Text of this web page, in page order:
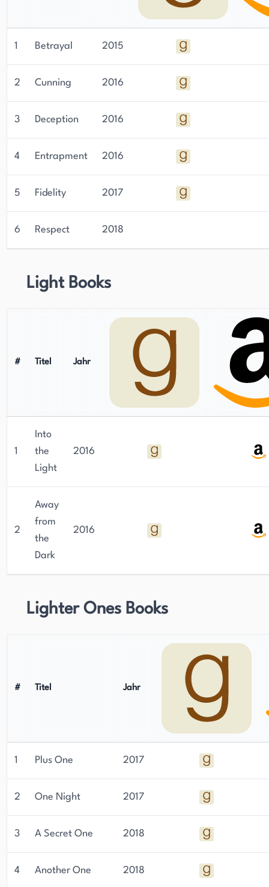
1 Betrayal 2015
2 Cunning 2016
3 Deception 2016
4 Entrapment 2016
5 Fidelity 2017
6 Respect 2018
Light Books
# Titel Jahr
1
Into
the
Light
2016
2
Away
from
the
Dark
2016
Lighter Ones Books
# Titel Jahr
1 Plus One 2017
2 One Night 2017
3 A Secret One 2018
4 Another One 2018